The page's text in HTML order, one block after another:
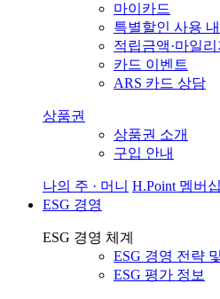
마이카드
특별할인 사용
적립금액·마일리
카드 이벤트
ARS 카드 상담
상품권
상품권 소개
구입 안내
나의 주 · 머니 H.Point 멤버십
ESG 경영
ESG 경영 체계
ESG 경영 전략
ESG 평가 정보